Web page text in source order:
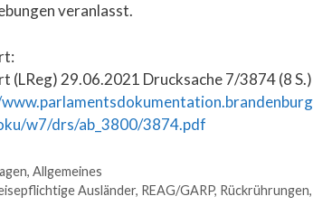
veranlasst.
(LReg) 29.06.2021 Drucksache 7/3874 (8
w7/drs/ab_3800/3874.pdf
, Allgemeines
Ausländer, REAG/GARP, Rückrührungen,